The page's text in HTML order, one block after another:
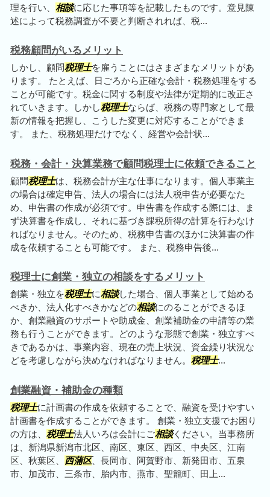
理を行い、 相談に応じた事項等を記載したものです。意見陳
述によって税務調査が不要と判断されれば、税...
税務顧問がいるメリット
しかし、顧問税理士を雇うことにはさまざまなメリットがあ
ります。 たとえば、日ごろから正確な会計・税務処理をする
ことが可能です。税金に関する制度や法律が定期的に改正さ
れていきます。しかし税理士ならば、税務の専門家として最
新の情報を把握し、こうした変更に対応することができま
す。 また、税務処理だけでなく、経営や会計状...
税務・会計・決算業務で顧問税理士に依頼できること
顧問税理士は、税務会計が主な仕事になります。個人事業主
の場合は確定申告、法人の場合には法人税申告が必要なた
め、申告書の作成が必須です。申告書を作成する際には、ま
ず決算書を作成し、それに基づき課税所得の計算を行わなけ
ればなりません。そのため、税務申告書のほかに決算書の作
成を依頼することも可能です。 また、税務申告後...
税理士に創業・独立の相談をするメリット
創業・独立を税理士に相談した場合、個人事業として始める
べきか、法人化すべきかなどの相談にのることができるほ
か、創業融資のサポートや助成金、創業補助金の申請等の業
務も行うことができます。どのような形態で創業・独立すべ
きであるかは、事業内容、現在の売上状況、資金繰り状況な
どを考慮しながら決めなければなりません。 税理士...
創業融資・補助金の種類
税理士に計画書の作成を依頼することで、融資を受けやすい
計画書を作成することができます。 創業・独立支援でお困り
の方は、 税理士法人いろは会計にご相談ください。当事務所
は、新潟県新潟市北区、南区、東区、西区、中央区、江南
区、秋葉区、
西蒲区、長岡市、阿賀野市、新発田市、五泉
市、加茂市、三条市、胎内市、燕市、聖籠町、田上...